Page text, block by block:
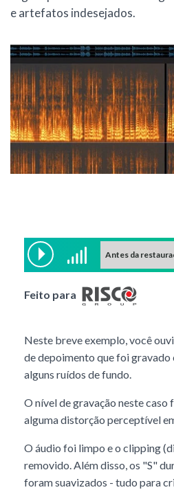
e artefatos indesejados.
Antes da
Feito para
Neste breve exemplo, você
de depoimento que foi gravado
alguns ruídos de fundo.
O nível de gravação neste caso
alguma distorção perceptível
O áudio foi limpo e o clipping
removido. Além disso, os "S"
foram suavizados - tudo para